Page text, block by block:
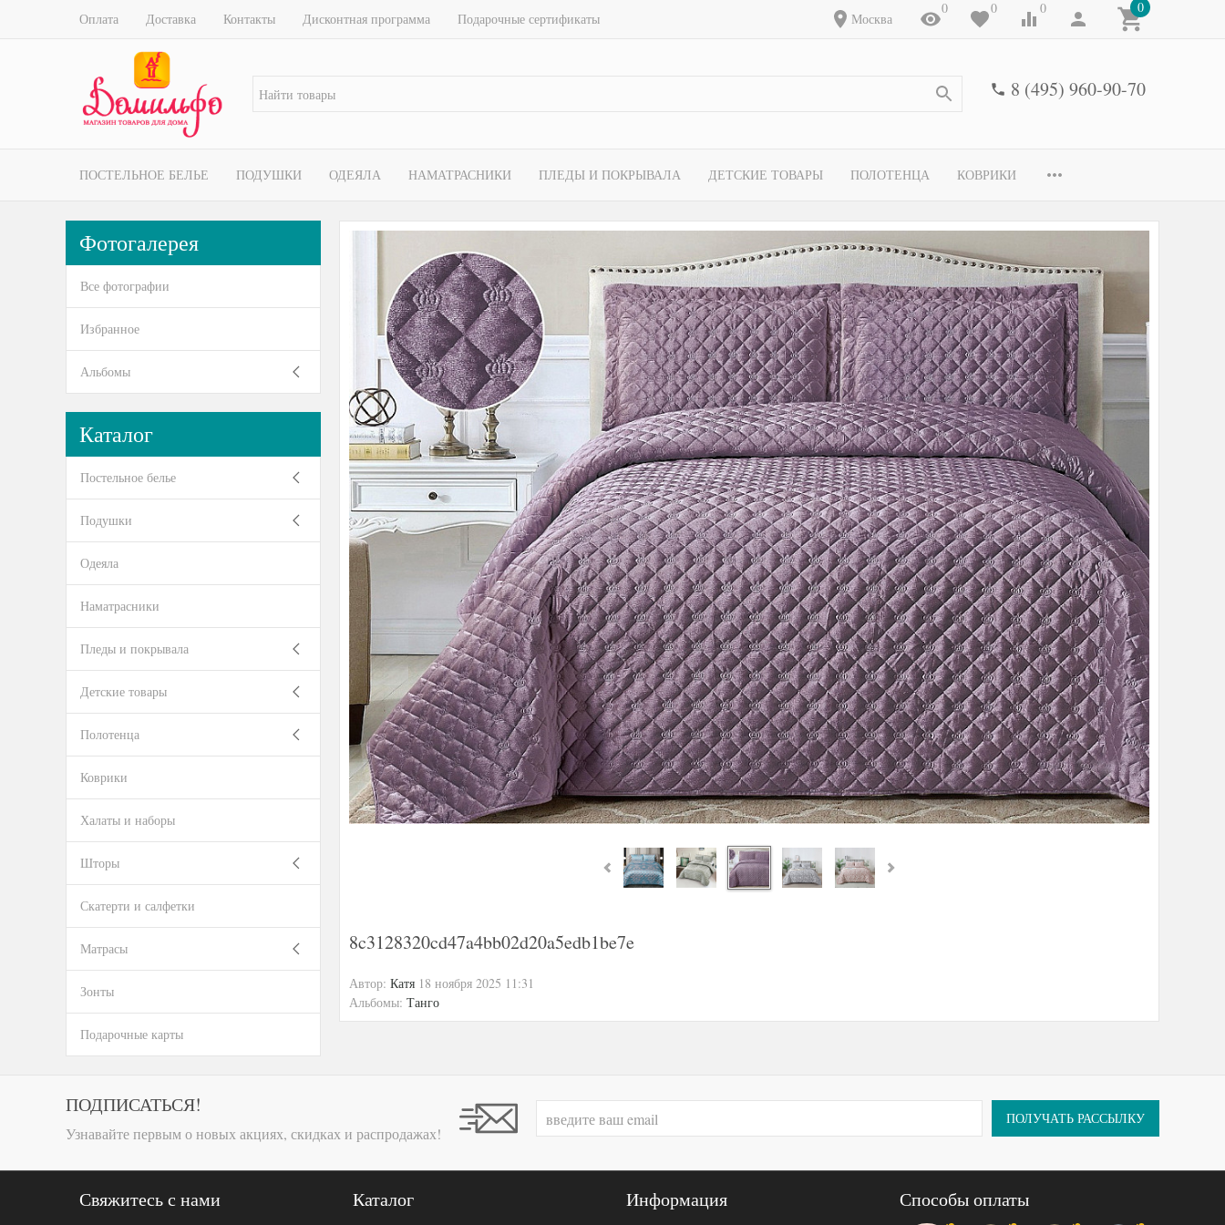
Оплата Доставка Контакты Дисконтная программа Подарочные сертификаты Москва
0 0 0 0
8 (495) 960-90-70
ПОСТЕЛЬНОЕ БЕЛЬЕ ПОДУШКИ ОДЕЯЛА НАМАТРАСНИКИ ПЛЕДЫ И ПОКРЫВАЛА ДЕТСКИЕ ТОВАРЫ ПОЛОТЕНЦА КОВРИКИ
8c3128320cd47a4bb02d20a5edb1be7e
Автор: Катя 18 ноября 2025 11:31
Альбомы: Танго
Фотогалерея
Все фотографии
Избранное
Альбомы
Каталог
Постельное белье
Подушки
Одеяла
Наматрасники
Пледы и покрывала
Детские товары
Полотенца
Коврики
Халаты и наборы
Шторы
Скатерти и салфетки
Матрасы
Зонты
Подарочные карты
ПОДПИСАТЬСЯ!
Узнавайте первым о новых акциях, скидках и распродажах!
ПОЛУЧАТЬ РАССЫЛКУ
Свяжитесь с нами Каталог Информация Способы оплаты